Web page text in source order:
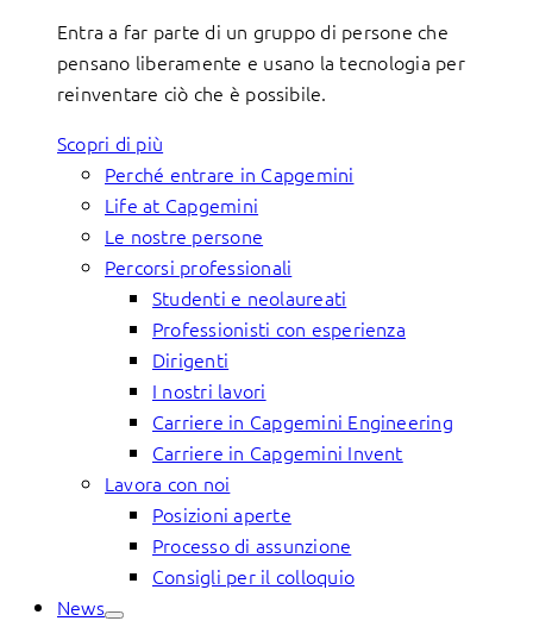
Entra a far parte di un gruppo di persone che
pensano liberamente e usano la tecnologia per
reinventare ciò che è possibile.
Scopri di più
Perché entrare in Capgemini
Life at Capgemini
Le nostre persone
Percorsi professionali
Studenti e neolaureati
Professionisti con esperienza
Dirigenti
I nostri lavori
Carriere in Capgemini Engineering
Carriere in Capgemini Invent
Lavora con noi
Posizioni aperte
Processo di assunzione
Consigli per il colloquio
News